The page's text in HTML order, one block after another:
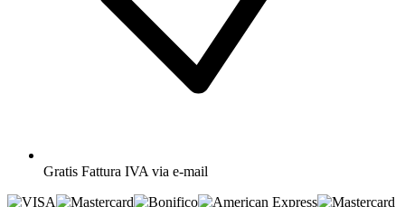
Gratis Fattura IVA via e-mail